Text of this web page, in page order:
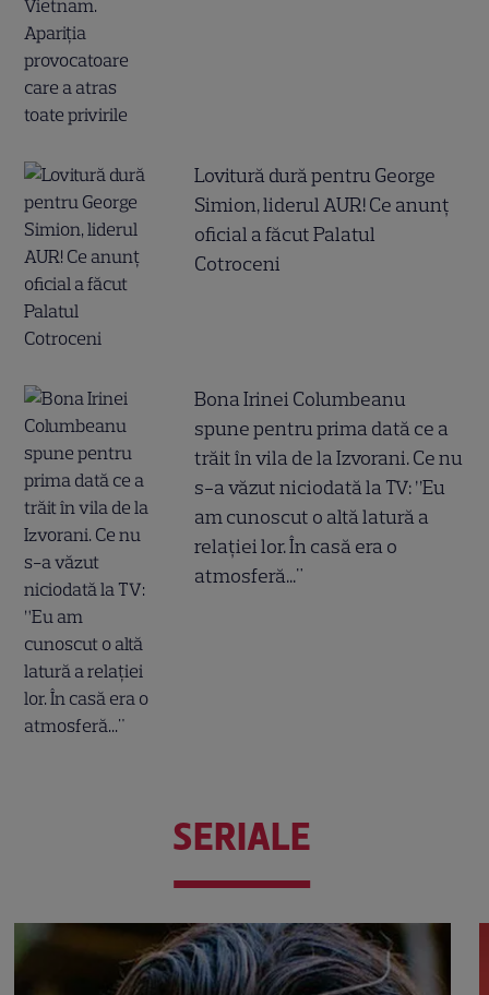
Lovitură dură pentru George
Simion, liderul AUR! Ce anunț
oficial a făcut Palatul
Cotroceni
Bona Irinei Columbeanu
spune pentru prima dată ce a
trăit în vila de la Izvorani. Ce nu
s-a văzut niciodată la TV: ”Eu
am cunoscut o altă latură a
relației lor. În casă era o
atmosferă..."
SERIALE